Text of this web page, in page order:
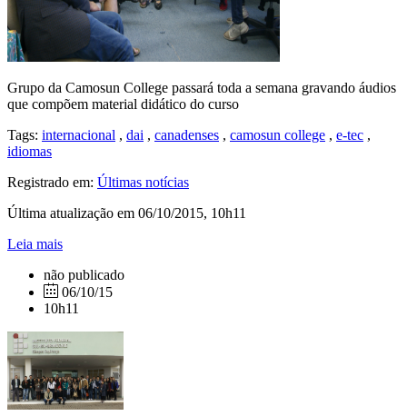
Grupo da Camosun College passará toda a semana gravando áudios
que compõem material didático do curso
Tags: internacional , dai , canadenses , camosun college , e-tec ,
idiomas
Registrado em: Últimas notícias
Última atualização em 06/10/2015, 10h11
Leia mais
não publicado
06/10/15
10h11